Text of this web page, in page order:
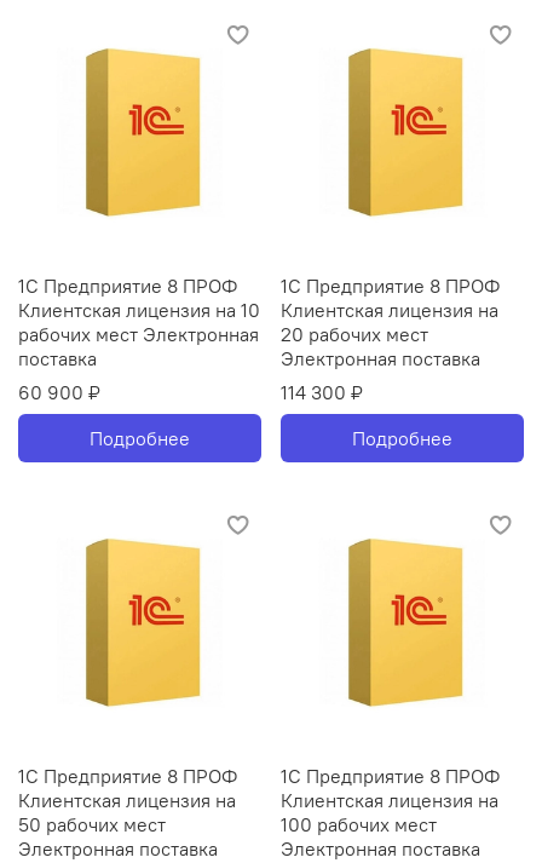
1С Предприятие 8 ПРОФ
Клиентская лицензия на 10
рабочих мест Электронная
поставка
60 900 ₽
Подробнее
1С Предприятие 8 ПРОФ
Клиентская лицензия на
20 рабочих мест
Электронная поставка
114 300 ₽
Подробнее
1С Предприятие 8 ПРОФ
Клиентская лицензия на
50 рабочих мест
Электронная поставка
1С Предприятие 8 ПРОФ
Клиентская лицензия на
100 рабочих мест
Электронная поставка